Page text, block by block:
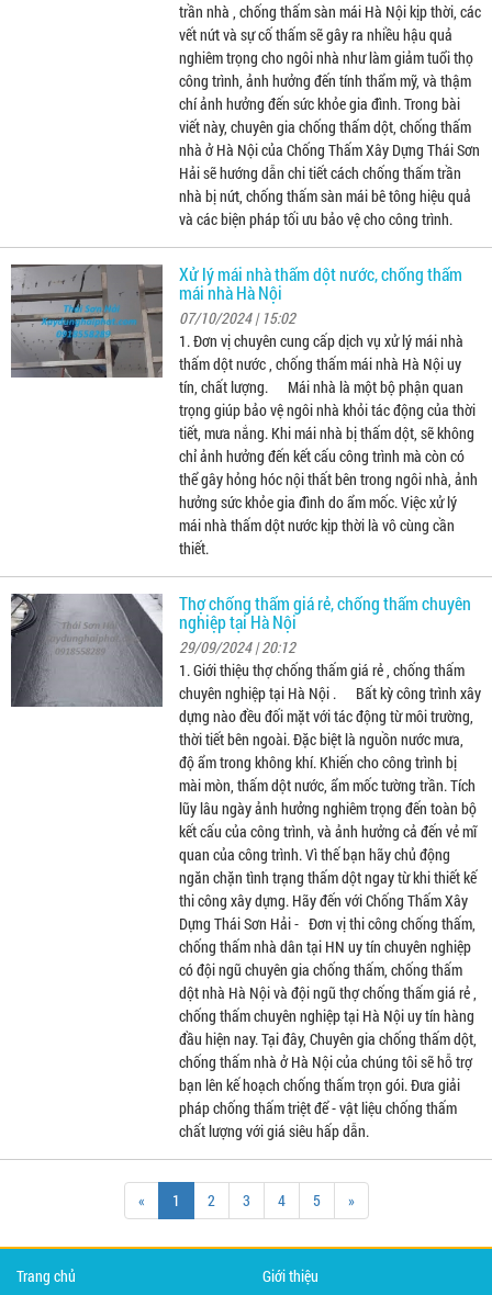
trần nhà , chống thấm sàn mái Hà Nội kịp thời, các
vết nứt và sự cố thấm sẽ gây ra nhiều hậu quả
nghiêm trọng cho ngôi nhà như làm giảm tuổi thọ
công trình, ảnh hưởng đến tính thẩm mỹ, và thậm
chí ảnh hưởng đến sức khỏe gia đình. Trong bài
viết này, chuyên gia chống thấm dột, chống thấm
nhà ở Hà Nội của Chống Thấm Xây Dựng Thái Sơn
Hải sẽ hướng dẫn chi tiết cách chống thấm trần
nhà bị nứt, chống thấm sàn mái bê tông hiệu quả
và các biện pháp tối ưu bảo vệ cho công trình.
Xử lý mái nhà thấm dột nước, chống thấm
mái nhà Hà Nội
07/10/2024 | 15:02
1. Đơn vị chuyên cung cấp dịch vụ xử lý mái nhà
thấm dột nước , chống thấm mái nhà Hà Nội uy
tín, chất lượng. Mái nhà là một bộ phận quan
trọng giúp bảo vệ ngôi nhà khỏi tác động của thời
tiết, mưa nắng. Khi mái nhà bị thấm dột, sẽ không
chỉ ảnh hưởng đến kết cấu công trình mà còn có
thể gây hỏng hóc nội thất bên trong ngôi nhà, ảnh
hưởng sức khỏe gia đình do ẩm mốc. Việc xử lý
mái nhà thấm dột nước kịp thời là vô cùng cần
thiết.
Thợ chống thấm giá rẻ, chống thấm chuyên
nghiệp tại Hà Nội
29/09/2024 | 20:12
1. Giới thiệu thợ chống thấm giá rẻ , chống thấm
chuyên nghiệp tại Hà Nội . Bất kỳ công trình xây
dựng nào đều đối mặt với tác động từ môi trường,
thời tiết bên ngoài. Đặc biệt là nguồn nước mưa,
độ ẩm trong không khí. Khiến cho công trình bị
mài mòn, thấm dột nước, ẩm mốc tường trần. Tích
lũy lâu ngày ảnh hưởng nghiêm trọng đến toàn bộ
kết cấu của công trình, và ảnh hưởng cả đến vẻ mĩ
quan của công trình. Vì thế bạn hãy chủ động
ngăn chặn tình trạng thấm dột ngay từ khi thiết kế
thi công xây dựng. Hãy đến với Chống Thấm Xây
Dựng Thái Sơn Hải - Đơn vị thi công chống thấm,
chống thấm nhà dân tại HN uy tín chuyên nghiệp
có đội ngũ chuyên gia chống thấm, chống thấm
dột nhà Hà Nội và đội ngũ thợ chống thấm giá rẻ ,
chống thấm chuyên nghiệp tại Hà Nội uy tín hàng
đầu hiện nay. Tại đây, Chuyên gia chống thấm dột,
chống thấm nhà ở Hà Nội của chúng tôi sẽ hỗ trợ
bạn lên kế hoạch chống thấm trọn gói. Đưa giải
pháp chống thấm triệt để - vật liệu chống thấm
chất lượng với giá siêu hấp dẫn.
« 1 2 3 4 5 »
Trang chủ Giới thiệu